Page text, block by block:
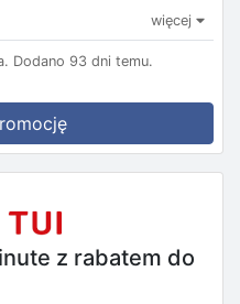
więcej
Dodano 93 dni temu.
z rabatem do